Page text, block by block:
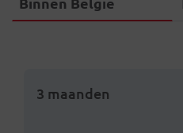
3 maanden